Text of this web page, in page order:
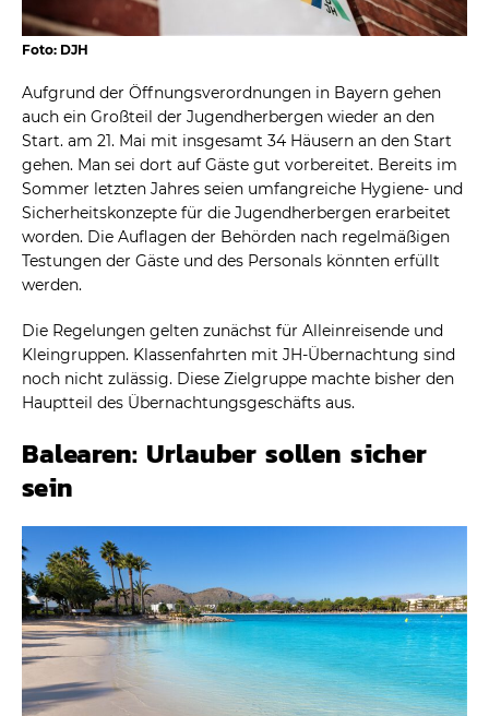
Foto: DJH
Aufgrund der Öffnungsverordnungen in Bayern gehen
auch ein Großteil der Jugendherbergen wieder an den
Start. am 21. Mai mit insgesamt 34 Häusern an den Start
gehen. Man sei dort auf Gäste gut vorbereitet. Bereits im
Sommer letzten Jahres seien umfangreiche Hygiene- und
Sicherheitskonzepte für die Jugendherbergen erarbeitet
worden. Die Auflagen der Behörden nach regelmäßigen
Testungen der Gäste und des Personals könnten erfüllt
werden.
Die Regelungen gelten zunächst für Alleinreisende und
Kleingruppen. Klassenfahrten mit JH-Übernachtung sind
noch nicht zulässig. Diese Zielgruppe machte bisher den
Hauptteil des Übernachtungsgeschäfts aus.
Balearen: Urlauber sollen sicher
sein